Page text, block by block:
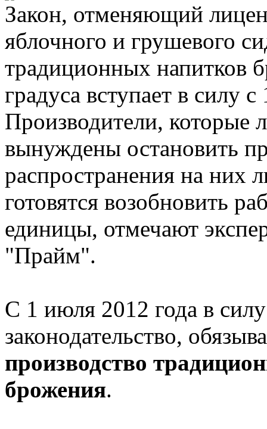
Закон, отменяющий
яблочного и грушевого
традиционных напитков
градуса вступает в силу с
Производители, которые
вынуждены остановить
распространения на них
готовятся возобновить
единицы, отмечают
"Прайм".
С 1 июля 2012 года в
законодательство,
производство
брожения.